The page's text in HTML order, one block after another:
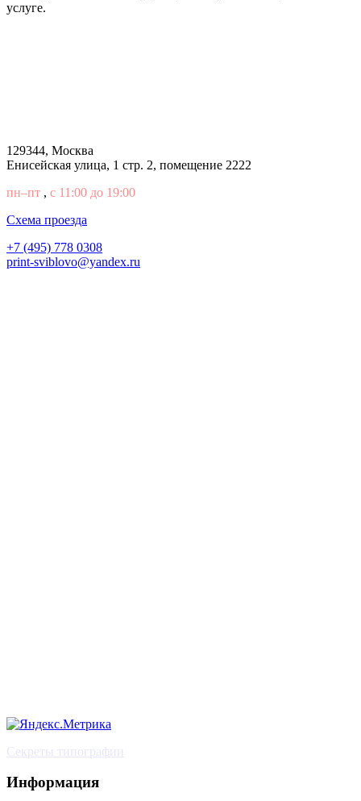
услуге.
129344, Москва
Енисейская улица, 1 стр. 2, помещение 2222
пн–пт , с 11:00 до 19:00
Cхема проезда
+7 (495) 778 0308
print-sviblovo@yandex.ru
Секреты типографии
Информация